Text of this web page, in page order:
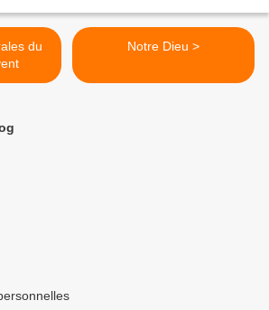
Notre Dieu >